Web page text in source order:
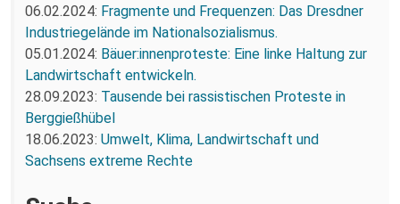
06.02.2024: Fragmente und Frequenzen: Das Dresdner
Industriegelände im Nationalsozialismus.
05.01.2024: Bäuer:innenproteste: Eine linke Haltung zur
Landwirtschaft entwickeln.
28.09.2023: Tausende bei rassistischen Proteste in
Berggießhübel
18.06.2023: Umwelt, Klima, Landwirtschaft und
Sachsens extreme Rechte